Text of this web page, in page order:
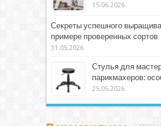
15.06.2026
Секреты успешного
примере проверенных сортов
31.05.2026
Стулья для
парикмахеров:
25.05.2026